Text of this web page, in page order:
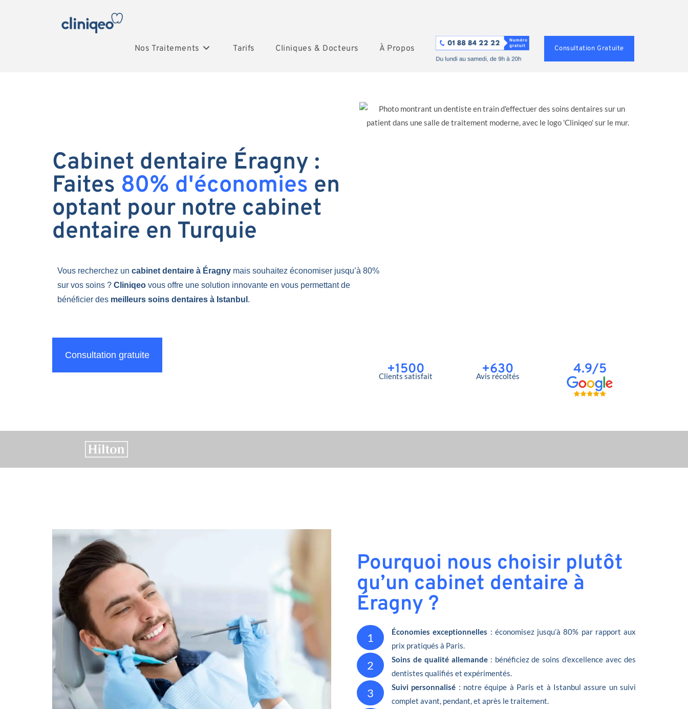
Nos Traitements Tarifs Cliniques & Docteurs À Propos Consultation Gratuite
Cabinet dentaire Éragny :
Faites 80% d'économies en
optant pour notre cabinet
dentaire en Turquie
Vous recherchez un cabinet dentaire à Éragny mais souhaitez économiser jusqu’à 80%
sur vos soins ? Cliniqeo vous offre une solution innovante en vous permettant de
bénéficier des meilleurs soins dentaires à Istanbul .
Consultation gratuite
+1500
Clients satisfait +630
Avis récoltés 4.9/5
Pourquoi nous choisir plutôt
qu’un cabinet dentaire à
Éragny ?
1 Économies exceptionnelles : économisez jusqu’à 80% par rapport aux
prix pratiqués à Paris.
2 Soins de qualité allemande: bénéficiez de soins d’excellence avec des
dentistes qualifiés et expérimentés.
3 Suivi personnalisé : notre équipe à Paris et à Istanbul assure un suivi
complet avant, pendant, et après le traitement.